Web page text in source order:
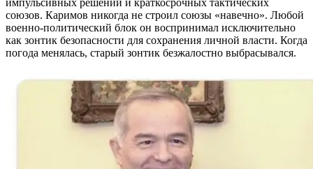
союзов. Каримов никогда не строил союзы «навечно». Любой
военно-политический блок он воспринимал исключительно
как зонтик безопасности для сохранения личной власти. Когда
погода менялась, старый зонтик безжалостно выбрасывался.